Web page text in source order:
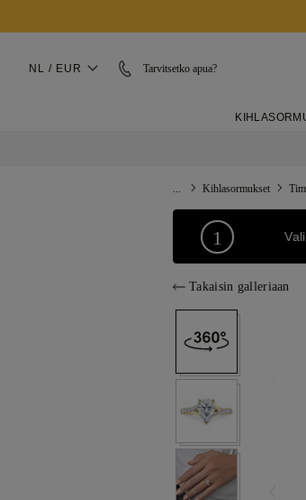
NL / EUR Tarvitsetko apua?
Kihlasormukset
1
Takaisin galleriaan